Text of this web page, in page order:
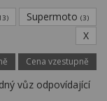
Supermoto (3)
X
Cena vzestupně
vůz odpovídající